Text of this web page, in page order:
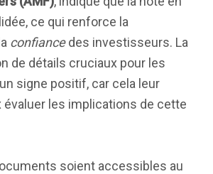
ce qui renforce la
confiancedes investisseurs. La
de détails cruciaux pour les
signe positif, car cela leur
évaluer les implications de cette
soient accessibles au